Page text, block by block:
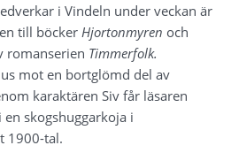
i Vindeln under veckan är
till böcker Hjortonmyren
romanserien
mot en bortglömd del av
karaktären Siv får läsaren
skogshuggarkoja i
1900-tal.